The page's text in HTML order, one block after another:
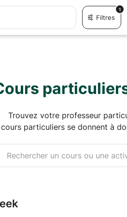
Filtres
1
Trouvez votre professeur
particuliers se donnent à